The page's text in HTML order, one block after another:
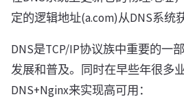
定的逻辑地址(a.com)从DNS系统
DNS是TCP/IP协议族中重要的一
发展和普及。同时在早些年很多
DNS+Nginx来实现高可用：